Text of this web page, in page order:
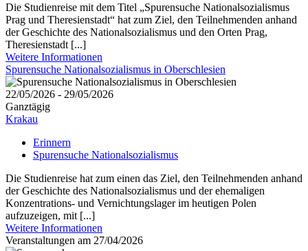
Die Studienreise mit dem Titel „Spurensuche Nationalsozialismus
Prag und Theresienstadt“ hat zum Ziel, den Teilnehmenden anhand
der Geschichte des Nationalsozialismus und den Orten Prag,
Theresienstadt [...]
Weitere Informationen
Spurensuche Nationalsozialismus in Oberschlesien
22/05/2026 - 29/05/2026
Ganztägig
Krakau
Erinnern
Spurensuche Nationalsozialismus
Die Studienreise hat zum einen das Ziel, den Teilnehmenden anhand
der Geschichte des Nationalsozialismus und der ehemaligen
Konzentrations- und Vernichtungslager im heutigen Polen
aufzuzeigen, mit [...]
Weitere Informationen
Veranstaltungen am 27/04/2026